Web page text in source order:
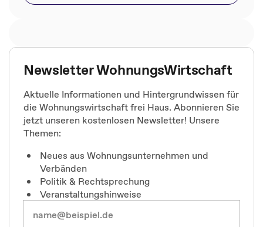
Newsletter WohnungsWirtschaft
Aktuelle Informationen und Hintergrundwissen für
die Wohnungswirtschaft frei Haus. Abonnieren Sie
jetzt unseren kostenlosen Newsletter! Unsere
Themen:
Neues aus Wohnungsunternehmen und
Verbänden
Politik & Rechtsprechung
Veranstaltungshinweise